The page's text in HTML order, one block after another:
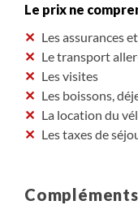
Le prix ne
Les assurances
Le transport
Les visites
Les boissons,
La location du
Les taxes de